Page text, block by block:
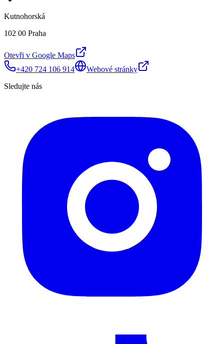
Kutnohorská
102 00 Praha
Otevři v Google Maps
+420 724 106 914
Webové stránky
Sledujte nás